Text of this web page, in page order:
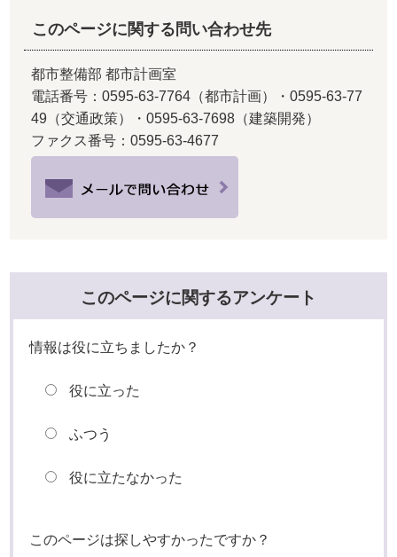
このページに関する問い合わせ先
都市整備部 都市計画室
電話番号：0595-63-7764（都市計画）・0595-63-77
49（交通政策）・0595-63-7698（建築開発）
ファクス番号：0595-63-4677
このページに関するアンケート
情報は役に立ちましたか？
役に立った
ふつう
役に立たなかった
このページは探しやすかったですか？